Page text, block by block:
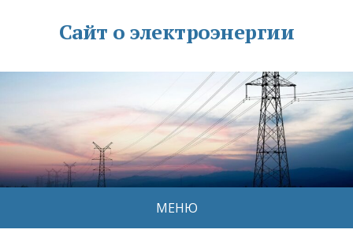
Сайт о электроэнергии
МЕНЮ